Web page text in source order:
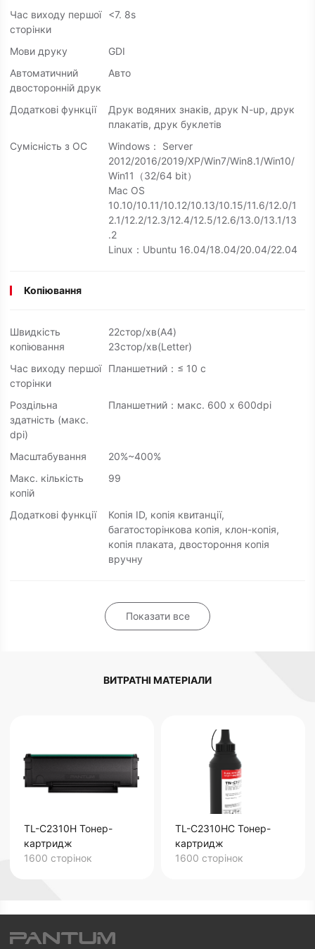
Час виходу першої
сторінки
<7. 8s
Мови друку
GDI
Автоматичний
двосторонній друк
Авто
Додаткові функції
Друк водяних знаків, друк N-up, друк
плакатів, друк буклетів
Сумісність з ОС
Windows： Server
2012/2016/2019/XP/Win7/Win8.1/Win10/
Win11（32/64 bit）
Mac OS
10.10/10.11/10.12/10.13/10.15/11.6/12.0/1
2.1/12.2/12.3/12.4/12.5/12.6/13.0/13.1/13
.2
Linux：Ubuntu 16.04/18.04/20.04/22.04
Копіювання
Швидкість
копіювання
22стор/хв(A4)
23стор/хв(Letter)
Час виходу першої
сторінки
Планшетний：≤ 10 с
Роздільна
здатність (макс.
dpi)
Планшетний：макс. 600 x 600dpi
Масштабування
20%~400%
Макс. кількість
копій
99
Додаткові функції
Копія ID, копія квитанції,
багатосторінкова копія, клон-копія,
копія плаката, двостороння копія
вручну
Показати все
ВИТРАТНІ МАТЕРІАЛИ
TL-C2310H Тонер-
картридж
1600 сторінок
TL-C2310HC Тонер-
картридж
1600 сторінок